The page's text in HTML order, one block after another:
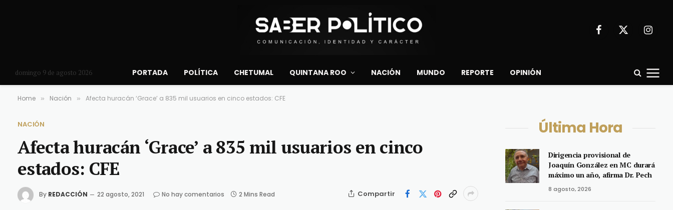
Facebook
X
domingo 9 de agosto 2026 PORTADA POLÍTICA CHETUMAL QUINTANA ROO NACIÓN MUNDO REPORTE OPINIÓN
Home » Nación » Afecta huracán ‘Grace’ a 835 mil usuarios en cinco estados: CFE
NACIÓN
Afecta huracán ‘Grace’ a 835 mil usuarios en cinco
estados: CFE
By REDACCIÓN 22 agosto, 2021 No hay comentarios 2 Mins Read Compartir
Última Hora
Dirigencia provisional de
Joaquín González en MC durará
máximo un año, afirma Dr. Pech
8 agosto, 2026